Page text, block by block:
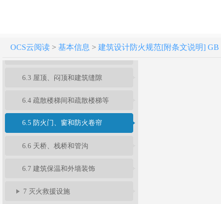
OCS云阅读> 基本信息 > 建筑设计防火规范[附条文说明] GB
6.3 屋顶、闷顶和建筑缝隙
6.4 疏散楼梯间和疏散楼梯等
6.5 防火门、窗和防火卷帘
6.6 天桥、栈桥和管沟
6.7 建筑保温和外墙装饰
7 灭火救援设施